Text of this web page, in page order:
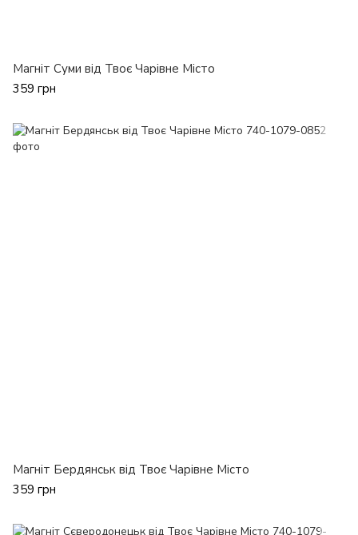
Магніт Суми від Твоє Чарівне Місто
359 грн
Магніт Бердянськ від Твоє Чарівне Місто
359 грн